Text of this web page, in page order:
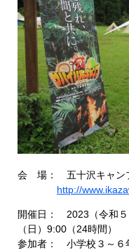
会 場： 五十沢キャン
http://
開催日： 2023（令和５
（日）9:00（24時間）
参加者： 小学校３～６